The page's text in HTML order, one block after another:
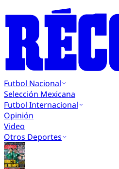
Futbol Nacional
Selección Mexicana
Futbol Internacional
Opinión
Video
Otros Deportes